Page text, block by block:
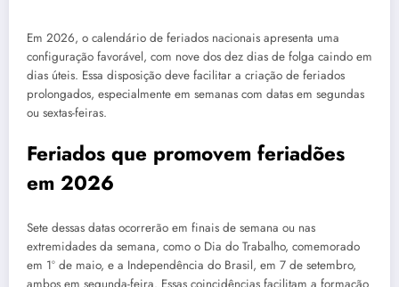
Em 2026, o calendário de feriados nacionais apresenta uma
configuração favorável, com nove dos dez dias de folga caindo em
dias úteis. Essa disposição deve facilitar a criação de feriados
prolongados, especialmente em semanas com datas em segundas
ou sextas-feiras.
Feriados que promovem feriadões
em 2026
Sete dessas datas ocorrerão em finais de semana ou nas
extremidades da semana, como o Dia do Trabalho, comemorado
em 1º de maio, e a Independência do Brasil, em 7 de setembro,
ambos em segunda-feira. Essas coincidências facilitam a formação